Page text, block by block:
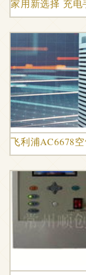
家用新选择 充
飞利浦AC6678